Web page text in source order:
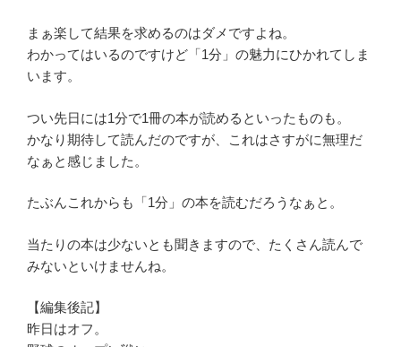
まぁ楽して結果を求めるのはダメですよね。
わかってはいるのですけど「1分」の魅力にひかれてしま
います。
つい先日には1分で1冊の本が読めるといったものも。
かなり期待して読んだのですが、これはさすがに無理だ
なぁと感じました。
たぶんこれからも「1分」の本を読むだろうなぁと。
当たりの本は少ないとも聞きますので、たくさん読んで
みないといけませんね。
【編集後記】
昨日はオフ。